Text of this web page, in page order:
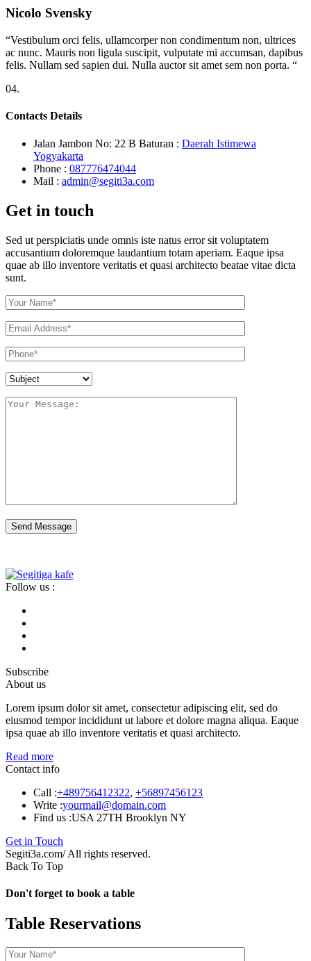
Nicolo Svensky
“Vestibulum orci felis, ullamcorper non condimentum non, ultrices
ac nunc. Mauris non ligula suscipit, vulputate mi accumsan, dapibus
felis. Nullam sed sapien dui. Nulla auctor sit amet sem non porta. “
04.
Contacts Details
Jalan Jambon No: 22 B Baturan : Daerah Istimewa
Yogyakarta
Phone : 087776474044
Mail : admin@segiti3a.com
Get in touch
Sed ut perspiciatis unde omnis iste natus error sit voluptatem
accusantium doloremque laudantium totam aperiam. Eaque ipsa
quae ab illo inventore veritatis et quasi architecto beatae vitae dicta
sunt.
Send Message
Follow us :
Subscribe
About us
Lorem ipsum dolor sit amet, consectetur adipiscing elit, sed do
eiusmod tempor incididunt ut labore et dolore magna aliqua. Eaque
ipsa quae ab illo inventore veritatis et quasi architecto.
Read more
Contact info
Call :+489756412322, +56897456123
Write :yourmail@domain.com
Find us :USA 27TH Brooklyn NY
Get in Touch
Segiti3a.com/ All rights reserved.
Back To Top
Don't forget to book a table
Table Reservations